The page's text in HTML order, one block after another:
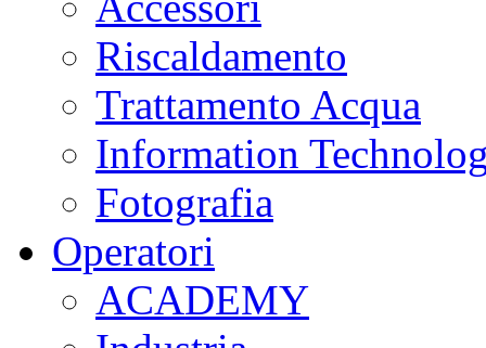
Riscaldamento
Trattamento Acqua
Information
Fotografia
Operatori
ACADEMY